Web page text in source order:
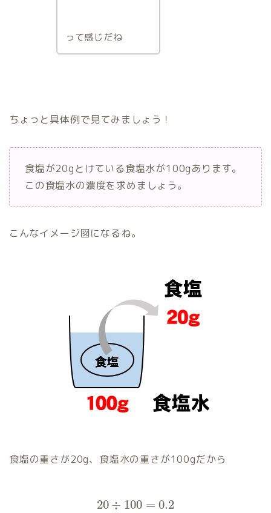
って感じだね
ちょっと具体例で見てみましょう！
食塩が20gとけている食塩水が100gあります。
この食塩水の濃度を求めましょう。
こんなイメージ図になるね。
食塩の重さが20g、食塩水の重さが100gだから
20 ÷ 100 = 0.2